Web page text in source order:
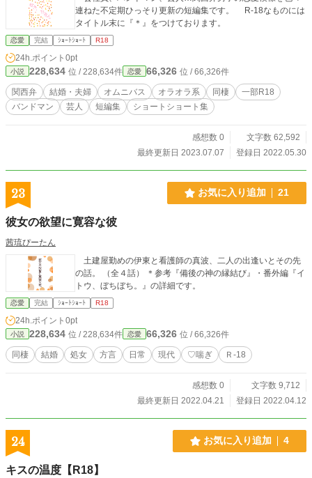
連ねた不定期ひっそり更新の短編集です。 R-18なものには
タイトル末に『＊』をつけております。
恋愛 完結 ｼｮｰﾄｼｮｰﾄ R18
24h.ポイント 0pt
小説 228,634 位 / 228,634件 恋愛 66,326 位 / 66,326件
関西弁 結婚・夫婦 オムニバス オラオラ系 同棲
一部R18
バンドマン
芸人 短編集 ショートショート集
感想数 0
文字数 62,592
最終更新日 2023.07.07
登録日 2022.05.30
23 お気に入り追加 21
彼女の欲望に寛容な彼
茜琉ぴーたん
土建屋勤めの伊東と看護師の真波、二人の出逢いとその先
の話。 （全４話） ＊参考『備後の神の縁結び』・番外編『イ
トウ、ぼちぼち。』の詳細です。
恋愛 完結 ｼｮｰﾄｼｮｰﾄ R18
24h.ポイント 0pt
小説 228,634 位 / 228,634件 恋愛 66,326 位 / 66,326件
同棲 結婚 処女 方言 日常 現代 ♡喘ぎ Ｒ-18
感想数 0
文字数 9,712
最終更新日 2022.04.21
登録日 2022.04.12
24 お気に入り追加 4
キスの温度【R18】